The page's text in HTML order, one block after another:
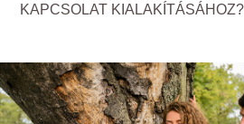
KAPCSOLAT KIALAKÍTÁSÁHOZ?